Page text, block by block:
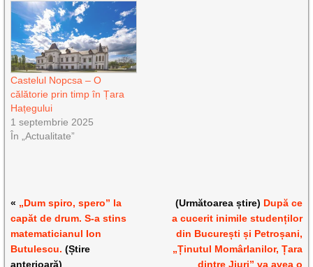
Castelul Nopcsa – O
călătorie prin timp în Țara
Hațegului
1 septembrie 2025
În „Actualitate”
« „Dum spiro, spero” la
capăt de drum. S-a stins
matematicianul Ion
Butulescu. (Știre
anterioară)
(Următoarea știre) După ce
a cucerit inimile studenților
din București și Petroșani,
„Ținutul Momârlanilor, Țara
dintre Jiuri” va avea o